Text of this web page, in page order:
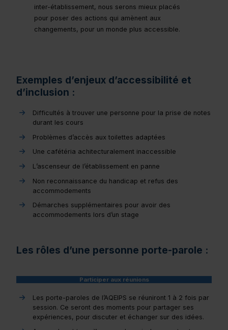
inter-établissement, nous serons mieux placés
pour poser des actions qui amènent aux
changements, pour un monde plus accessible.
Exemples d’enjeux d’accessibilité et
d’inclusion :
Difficultés à trouver une personne pour la prise de notes
durant les cours
Problèmes d’accès aux toilettes adaptées
Une cafétéria achitecturalement inaccessible
L’ascenseur de l’établissement en panne
Non reconnaissance du handicap et refus des
accommodements
Démarches supplémentaires pour avoir des
accommodements lors d’un stage
Les rôles d’une personne porte-parole :
Participer aux réunions
Les porte-paroles de l’AQEIPS se réuniront 1 à 2 fois par
session. Ce seront des moments pour partager ses
expériences, pour discuter et échanger sur des idées.